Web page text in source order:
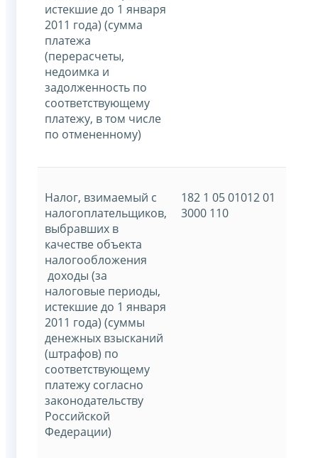
истекшие до 1 января
2011 года) (сумма
платежа
(перерасчеты,
недоимка и
задолженность по
соответствующему
платежу, в том числе
по отмененному)
Налог, взимаемый с
налогоплательщиков,
выбравших в
качестве объекта
налогообложения
доходы (за
налоговые периоды,
истекшие до 1 января
2011 года) (суммы
денежных взысканий
(штрафов) по
соответствующему
платежу согласно
законодательству
Российской
Федерации)
182 1 05 01012 01
3000 110